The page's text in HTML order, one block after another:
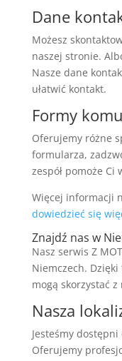
Dane
Możesz
naszej stronie.
Nasze dane
ułatwić kontakt.
Formy
Oferujemy różne
formularza,
zespół pomoże
Więcej informacji
dowiedzieć się
Znajdź nas w
Nasz serwis Z
Niemczech.
mogą skorzystać z
Nasza
Jesteśmy
Oferujemy